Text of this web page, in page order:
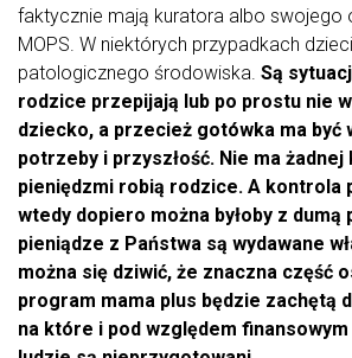
faktycznie mają kuratora albo swojego
MOPS. W niektórych przypadkach
patologicznego środowiska. Są
rodzice przepijają lub po prostu nie
dziecko, a przecież gotówka ma być
potrzeby i przyszłość. Nie ma
pieniędzmi robią rodzice. A kontrola
wtedy dopiero można byłoby z dumą
pieniądze z Państwa są wydawane
można się dziwić, że znaczna część
program mama plus będzie zachętą
na które i pod względem